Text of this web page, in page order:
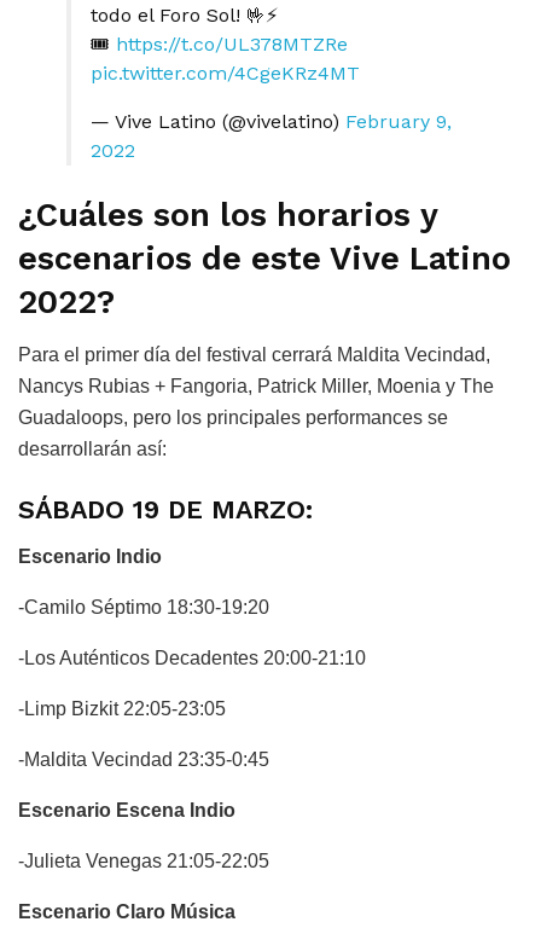
todo el Foro Sol! 🤟⚡
🎟️ https://t.co/UL378MTZRe
pic.twitter.com/4CgeKRz4MT
— Vive Latino (@vivelatino) February 9,
2022
¿Cuáles son los horarios y
escenarios de este Vive Latino
2022?
Para el primer día del festival cerrará Maldita Vecindad,
Nancys Rubias + Fangoria, Patrick Miller, Moenia y The
Guadaloops, pero los principales performances se
desarrollarán así:
SÁBADO 19 DE MARZO:
Escenario Indio
-Camilo Séptimo 18:30-19:20
-Los Auténticos Decadentes 20:00-21:10
-Limp Bizkit 22:05-23:05
-Maldita Vecindad 23:35-0:45
Escenario Escena Indio
-Julieta Venegas 21:05-22:05
Escenario Claro Música